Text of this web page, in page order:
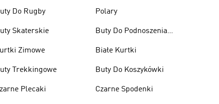
Do Rugby
Skaterskie
Zimowe
Trekkingowe
Plecaki
Polary
Buty Do Podnoszenia
Białe Kurtki
Buty Do Koszykówki
Czarne Spodenki